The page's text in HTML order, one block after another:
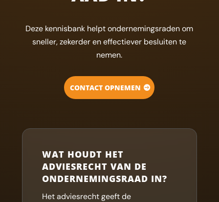
Deze kennisbank helpt ondernemingsraden om
sneller, zekerder en effectiever besluiten te
nemen.
CONTACT OPNEMEN
WAT HOUDT HET
ADVIESRECHT VAN DE
ONDERNEMINGSRAAD IN?
Het adviesrecht geeft de